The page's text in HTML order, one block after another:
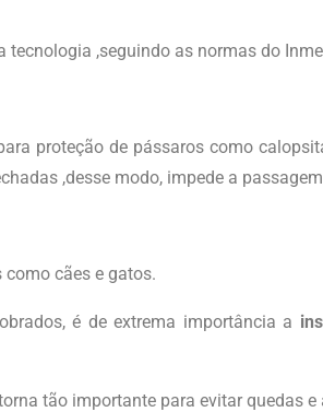
,seguindo as normas do
proteção de pássaros como
,desse modo, impede a
cães e gatos.
é de extrema importância a
tão importante para evitar quedas e